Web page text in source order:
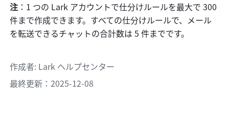
注 ：1 つの Lark アカウントで仕分けルールを最大で 300
件まで作成できます。すべての仕分けルールで、メール
を転送できるチャットの合計数は 5 件までです。
作成者: Lark ヘルプセンター
最終更新：2025-12-08